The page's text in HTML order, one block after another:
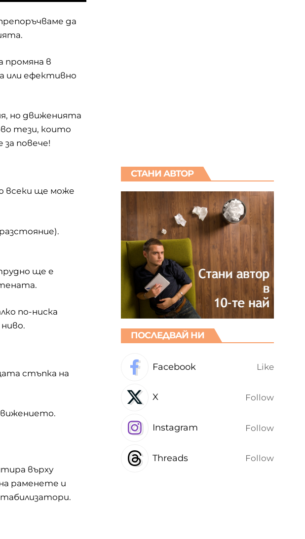
да
промяна в
или ефективно
но движенията
тези, които
повече!
всеки ще може
ще е
по-ниска
стъпка на
върху
раменете и
СТАНИ АВТОР
ПОСЛЕДВАЙ НИ
Facebook Like
X Follow
Instagram Follow
Threads Follow